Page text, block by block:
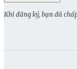
Khi đăng ký, bạn đã